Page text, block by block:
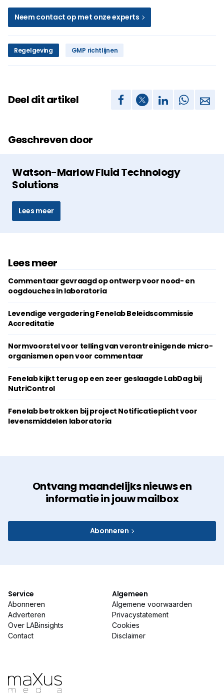
Neem contact op met onze experts
Regelgeving GMP richtlijnen
Deel dit artikel
Geschreven door
Watson-Marlow Fluid Technology
Solutions
Lees meer
Lees meer
Commentaar gevraagd op ontwerp voor nood- en
oogdouches in laboratoria
Levendige vergadering Fenelab Beleidscommissie
Accreditatie
Normvoorstel voor telling van verontreinigende micro-
organismen open voor commentaar
Fenelab kijkt terug op een zeer geslaagde LabDag bij
NutriControl
Fenelab betrokken bij project Notificatieplicht voor
levensmiddelen laboratoria
Ontvang maandelijks nieuws en
informatie in jouw mailbox
Abonneren
Service
Abonneren
Adverteren
Over LABinsights
Contact
Algemeen
Algemene voorwaarden
Privacystatement
Cookies
Disclaimer